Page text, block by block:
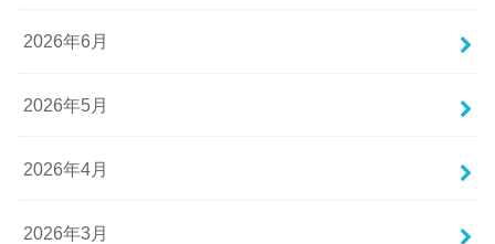
2026年6月
2026年5月
2026年4月
2026年3月